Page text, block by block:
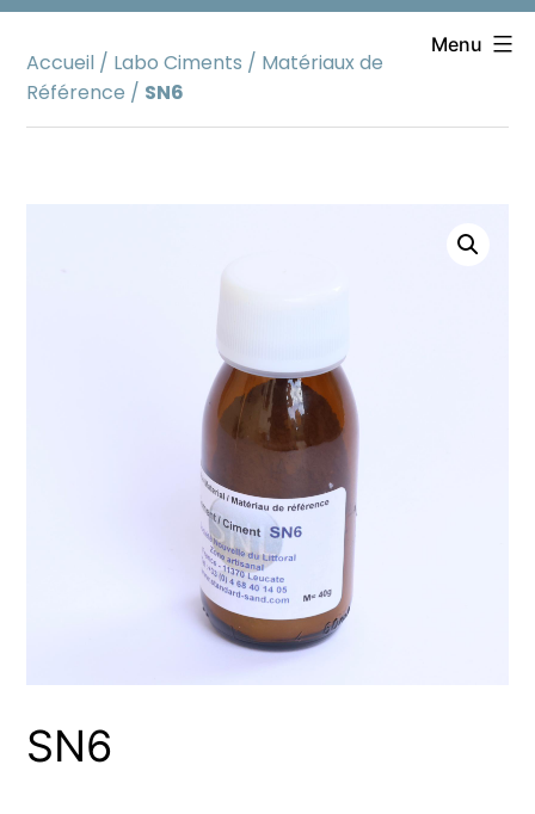
Aller
contenu
Menu
Accueil / Labo Ciments / Matériaux de
Référence / SN6
SN6